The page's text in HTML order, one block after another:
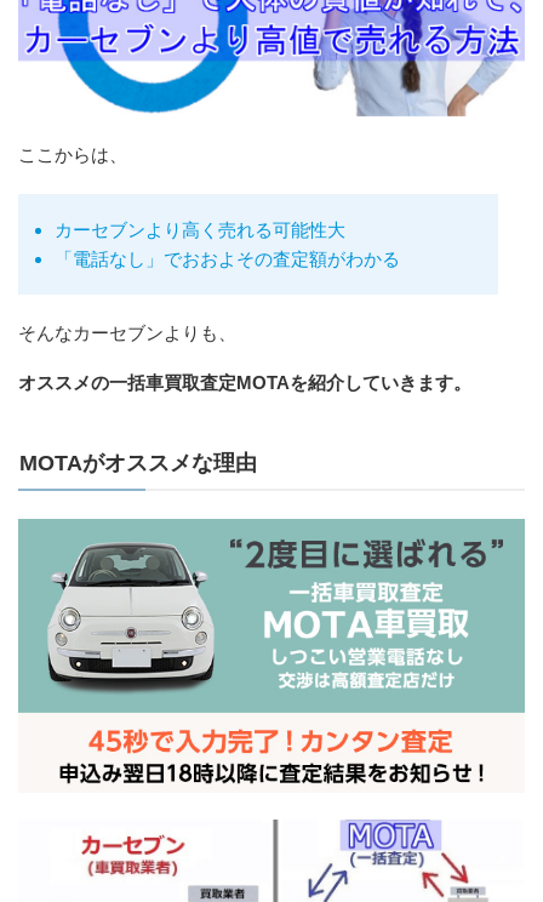
ここからは、
カーセブンより高く売れる可能性大
「電話なし」でおおよその査定額がわかる
そんなカーセブンよりも、
オススメの一括車買取査定MOTAを紹介していきます。
MOTAがオススメな理由